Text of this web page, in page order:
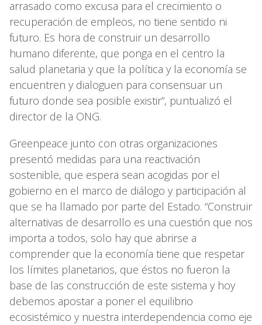
arrasado como excusa para el crecimiento o
recuperación de empleos, no tiene sentido ni
futuro. Es hora de construir un desarrollo
humano diferente, que ponga en el centro la
salud planetaria y que la política y la economía se
encuentren y dialoguen para consensuar un
futuro donde sea posible existir”, puntualizó el
director de la ONG.
Greenpeace junto con otras organizaciones
presentó medidas para una reactivación
sostenible, que espera sean acogidas por el
gobierno en el marco de diálogo y participación al
que se ha llamado por parte del Estado. “Construir
alternativas de desarrollo es una cuestión que nos
importa a todos, solo hay que abrirse a
comprender que la economía tiene que respetar
los límites planetarios, que éstos no fueron la
base de las construcción de este sistema y hoy
debemos apostar a poner el equilibrio
ecosistémico y nuestra interdependencia como eje